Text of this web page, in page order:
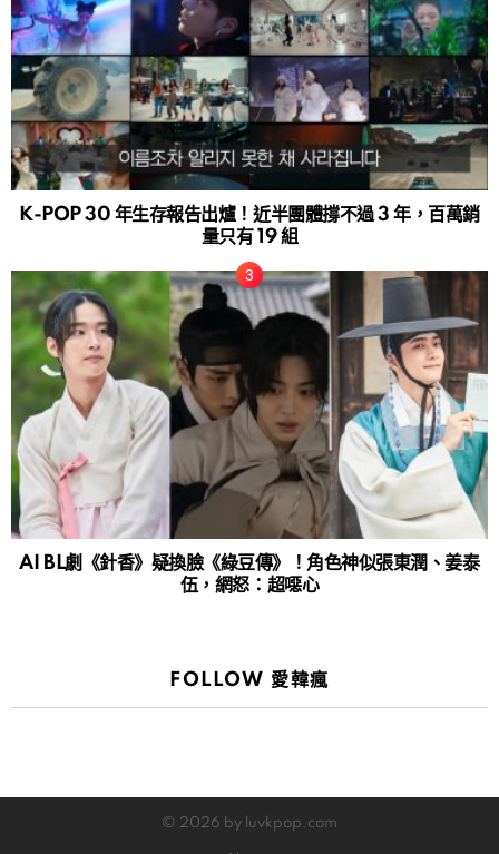
K-POP 30 年生存報告出爐！近半團體撐不過 3 年，百萬銷
量只有 19 組
AI BL劇《針香》疑換臉《綠豆傳》！角色神似張東潤、姜泰
伍，網怒：超噁心
FOLLOW 愛韓瘋
© 2026 by luvkpop.com